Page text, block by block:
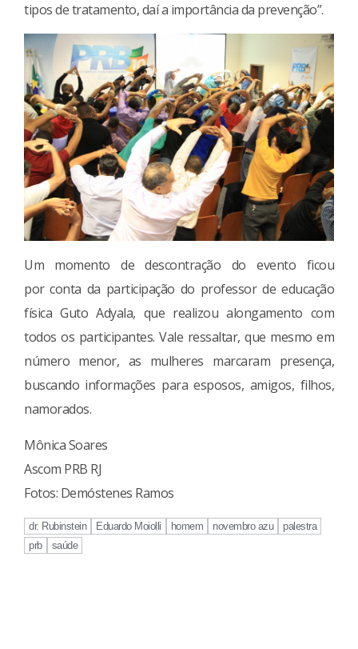
tipos de tratamento, daí a importância da prevenção”.
Um momento de descontração do evento ficou
por conta da participação do professor de educação
física Guto Adyala, que realizou alongamento com
todos os participantes. Vale ressaltar, que mesmo em
número menor, as mulheres marcaram presença,
buscando informações para esposos, amigos, filhos,
namorados.
Mônica Soares
Ascom PRB RJ
Fotos: Demóstenes Ramos
dr. Rubinstein Eduardo Moiolli homem novembro azu
palestra
prb
saúde